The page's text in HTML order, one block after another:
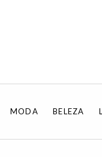
MODA BELEZA